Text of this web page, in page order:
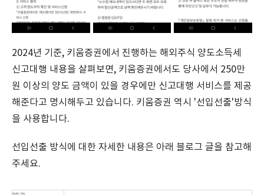
2024년 기준, 키움증권에서 진행하는 해외주식 양도소득세
신고대행 내용을 살펴보면, 키움증권에서도 당사에서 250만
원 이상의 양도 금액이 있을 경우에만 신고대행 서비스를 제공
해준다고 명시해두고 있습니다. 키움증권 역시 '선입선출'방식
을 사용합니다.
선입선출 방식에 대한 자세한 내용은 아래 블로그 글을 참고해
주세요.